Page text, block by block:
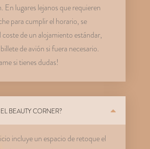
lugares lejanos que requieren
para cumplir el horario, se
coste de un alojamiento estándar,
de avión si fuera necesario.
si tienes dudas!
BEAUTY CORNER?
incluye un espacio de retoque el